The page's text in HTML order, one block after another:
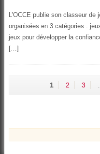
L’OCCE publie son classeur
organisées en 3 catégories :
jeux pour développer la
[…]
1 2 3